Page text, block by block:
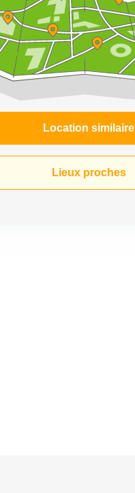
Location similaire
Lieux proches